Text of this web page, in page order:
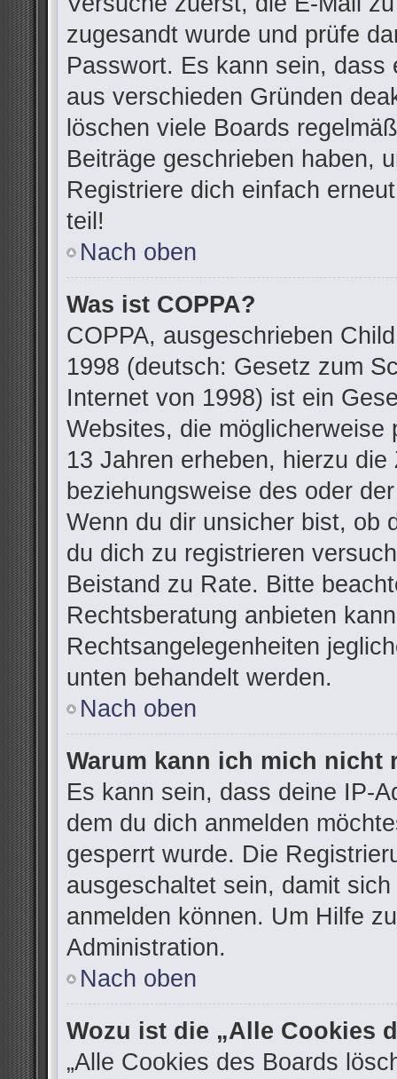
zugesandt wurde und prüfe
Passwort. Es kann sein, dass
aus verschieden Gründen
löschen viele Boards
Beiträge geschrieben haben,
Registriere dich einfach
teil!
Nach oben
Was ist COPPA?
COPPA, ausgeschrieben
1998 (deutsch: Gesetz zum
Internet von 1998) ist ein
Websites, die
13 Jahren erheben, hierzu
beziehungsweise des oder
Wenn du dir unsicher bist, ob
du dich zu registrieren
Beistand zu Rate. Bitte
Rechtsberatung anbieten
Rechtsangelegenheiten
unten behandelt werden.
Nach oben
Warum kann ich mich nicht
Es kann sein, dass deine IP-
dem du dich anmelden
gesperrt wurde. Die
ausgeschaltet sein, damit
anmelden können. Um Hilfe
Administration.
Nach oben
Wozu ist die „Alle Cookies
„Alle Cookies des Boards